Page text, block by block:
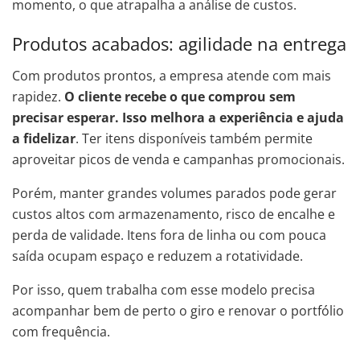
momento, o que atrapalha a análise de custos.
Produtos acabados: agilidade na entrega
Com produtos prontos, a empresa atende com mais
rapidez. O cliente recebe o que comprou sem
precisar esperar. Isso melhora a experiência e ajuda
a fidelizar. Ter itens disponíveis também permite
aproveitar picos de venda e campanhas promocionais.
Porém, manter grandes volumes parados pode gerar
custos altos com armazenamento, risco de encalhe e
perda de validade. Itens fora de linha ou com pouca
saída ocupam espaço e reduzem a rotatividade.
Por isso, quem trabalha com esse modelo precisa
acompanhar bem de perto o giro e renovar o portfólio
com frequência.